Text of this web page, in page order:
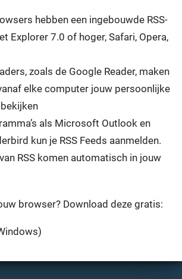
hebben een ingebouwde RSS-
Explorer 7.0 of hoger, Safari, Opera,
zoals de Google Reader, maken
elke computer jouw persoonlijke
bekijken
als Microsoft Outlook en
kun je RSS Feeds aanmelden.
RSS komen automatisch in jouw
browser? Download deze gratis: